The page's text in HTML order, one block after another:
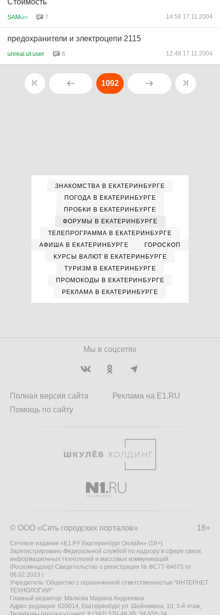
Стоимость
SAMыч 7 14:58 17.11.2004
предохранители и электроцепи 2115
unreal ut user 6 12:48 17.11.2004
1092
ЗНАКОМСТВА В ЕКАТЕРИНБУРГЕ
ПОГОДА В ЕКАТЕРИНБУРГЕ
ПРОБКИ В ЕКАТЕРИНБУРГЕ
ФОРУМЫ В ЕКАТЕРИНБУРГЕ
ТЕЛЕПРОГРАММА В ЕКАТЕРИНБУРГЕ
АФИША В ЕКАТЕРИНБУРГЕ
ГОРОСКОП
КУРСЫ ВАЛЮТ В ЕКАТЕРИНБУРГЕ
ТУРИЗМ В ЕКАТЕРИНБУРГЕ
ПРОМОКОДЫ В ЕКАТЕРИНБУРГЕ
РЕКЛАМА В ЕКАТЕРИНБУРГЕ
Мы в соцсетях
Полная версия сайта
Помощь по сайту
Реклама на E1.RU
18+
© ООО «Сеть городских порталов»
Сетевое издание «Е1.РУ Екатеринбург Онлайн» (18+)
Зарегистрировано Федеральной службой по надзору в сфере связи,
информационных технологий и массовых коммуникаций
(Роскомнадзор) Свидетельство о регистрации № ФС77-84675 от
06.02.2023 г.
Учредитель: Общество с ограниченной ответственностью "ИНТЕРНЕТ
ТЕХНОЛОГИИ"
Главный редактор: Малкова Марина Андреевна
Адрес редакции: 620014, Екатеринбург, ул. Шейнкмана, 10, 3-й этаж,